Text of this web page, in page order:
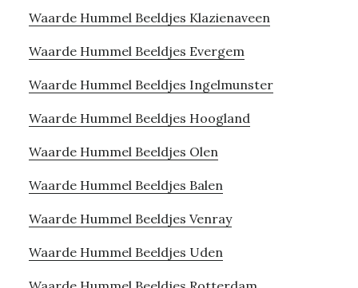
Waarde Hummel Beeldjes Klazienaveen
Waarde Hummel Beeldjes Evergem
Waarde Hummel Beeldjes Ingelmunster
Waarde Hummel Beeldjes Hoogland
Waarde Hummel Beeldjes Olen
Waarde Hummel Beeldjes Balen
Waarde Hummel Beeldjes Venray
Waarde Hummel Beeldjes Uden